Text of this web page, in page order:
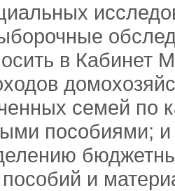
в Кабинет
семей по
пособиями;
и